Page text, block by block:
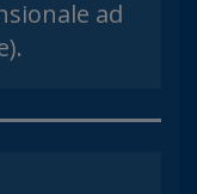
ad